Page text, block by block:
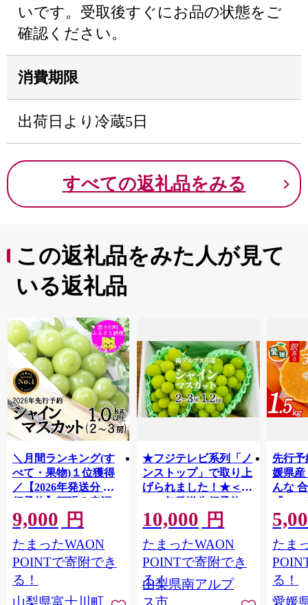
いです。受取後すぐにお品の状態をご
確認ください。
消費期限
出荷日より冷蔵5日
すべての返礼品をみる
この返礼品をみた人が見て
いる返礼品
＼月間ランキング(す
べて・果物)１位獲得
／【2026年発送分 先
行予約】頬張る幸福
感 〜緑の宝石・ シ
ャインマスカット 〜
１ｋｇ以上（２〜３
房） フルーツ 山梨県
産 果物 くだもの シャ
イン マスカット ぶど
9,000 円
たまったWAON
POINTで寄附でき
る！
★フジテレビ系列「ノ
ンストップ」で取り上
げられました！★＜
2026年発送先行予約＞
南アルプス市産シャイ
ンマスカット1.2kg以
上（2～3房） クール
便発送 ALPAG007
10,000 円
たまったWAON
POINTで寄附でき
る！
山梨県南アルプ
先行予
媛県産
んな
『
出荷
ご自宅
マド
あり
ツ 高
産地直
たま
る！